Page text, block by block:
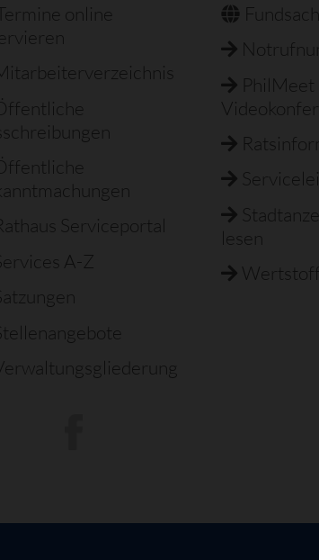
online
Serviceportal
A-Z
PhilMeet
lesen